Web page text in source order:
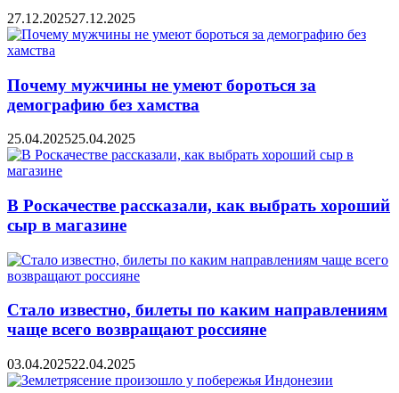
27.12.202527.12.2025
Почему мужчины не умеют бороться за
демографию без хамства
25.04.202525.04.2025
В Роскачестве рассказали, как выбрать хороший
сыр в магазине
Стало известно, билеты по каким направлениям
чаще всего возвращают россияне
03.04.202522.04.2025